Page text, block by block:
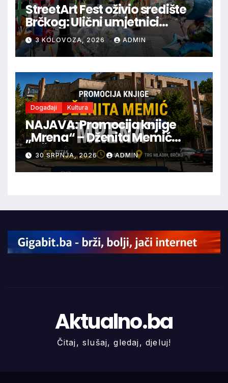
StreetArt Fest oživio središte
Brčkog: Ulični umjetnici
oduševili brojne posjetitelje
3 KOLOVOZA, 2026 ADMIN
Događaji Kultura
NAJAVA: Promocija knjige
„Mrena“ – Dženita Memić
BRČKO
30 SRPNJA, 2026 ADMIN
Aktualno.ba
Čitaj, slušaj, gledaj, djeluj!